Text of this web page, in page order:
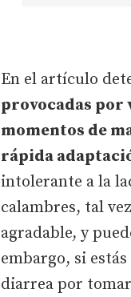
En el artículo
provocadas
momentos de
rápida
intolerante a la
calambres, tal
agradable, y
embargo, si
diarrea por